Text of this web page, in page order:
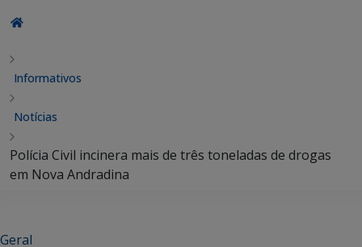
Informativos
Notícias
Polícia Civil incinera mais de três toneladas de drogas
em Nova Andradina
Geral